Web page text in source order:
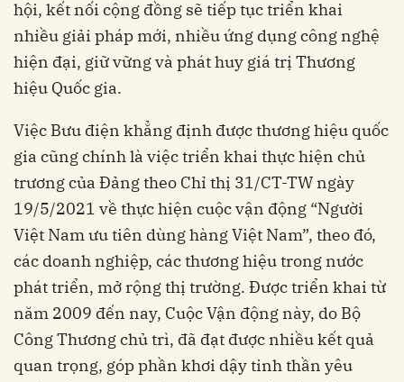
hội, kết nối cộng đồng sẽ tiếp tục triển khai
nhiều giải pháp mới, nhiều ứng dụng công nghệ
hiện đại, giữ vững và phát huy giá trị Thương
hiệu Quốc gia.
Việc Bưu điện khẳng định được thương hiệu quốc
gia cũng chính là việc triển khai thực hiện chủ
trương của Đảng theo Chỉ thị 31/CT-TW ngày
19/5/2021 về thực hiện cuộc vận động “Người
Việt Nam ưu tiên dùng hàng Việt Nam”, theo đó,
các doanh nghiệp, các thương hiệu trong nước
phát triển, mở rộng thị trường. Được triển khai từ
năm 2009 đến nay, Cuộc Vận động này, do Bộ
Công Thương chủ trì, đã đạt được nhiều kết quả
quan trọng, góp phần khơi dậy tinh thần yêu